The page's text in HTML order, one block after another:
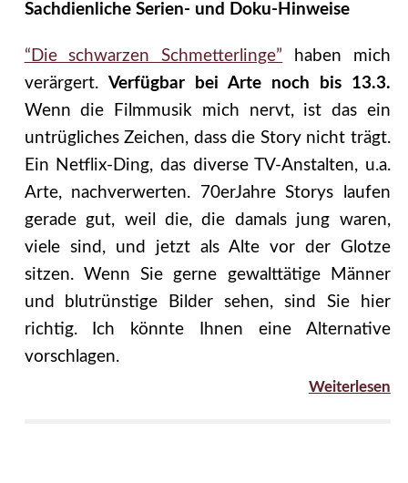
Sachdienliche Serien- und Doku-Hinweise
“Die schwarzen Schmetterlinge” haben mich
verärgert. Verfügbar bei Arte noch bis 13.3.
Wenn die Filmmusik mich nervt, ist das ein
untrügliches Zeichen, dass die Story nicht trägt.
Ein Netflix-Ding, das diverse TV-Anstalten, u.a.
Arte, nachverwerten. 70erJahre Storys laufen
gerade gut, weil die, die damals jung waren,
viele sind, und jetzt als Alte vor der Glotze
sitzen. Wenn Sie gerne gewalttätige Männer
und blutrünstige Bilder sehen, sind Sie hier
richtig. Ich könnte Ihnen eine Alternative
vorschlagen.
Weiterlesen